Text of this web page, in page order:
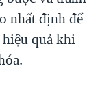
nhất định để
quả khi